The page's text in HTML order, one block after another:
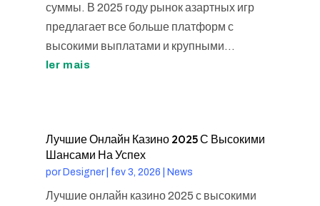
суммы. В 2025 году рынок азартных игр
предлагает все больше платформ с
высокими выплатами и крупными...
ler mais
Лучшие Онлайн Казино 2025 С Высокими
Шансами На Успех
por Designer| fev 3, 2026 News
Лучшие онлайн казино 2025 с высокими